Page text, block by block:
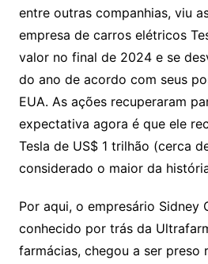
entre outras companhias, viu
empresa de carros elétricos
valor no final de 2024 e se
do ano de acordo com seus
EUA. As ações recuperaram
expectativa agora é que ele
Tesla de US$ 1 trilhão (cerca
considerado o maior da
Por aqui, o empresário Sidney
conhecido por trás da
farmácias, chegou a ser preso